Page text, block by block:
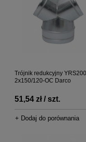
Trójnik redukcyjny
2x150/120-OC Darco
51,54 zł / szt.
+ Dodaj do porównania